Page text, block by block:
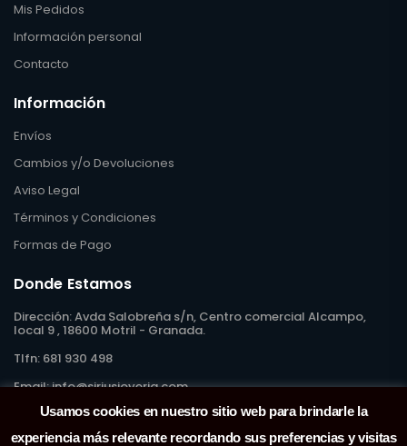
Mis Pedidos
Información personal
Contacto
Información
Envíos
Cambios y/o Devoluciones
Aviso Legal
Términos y Condiciones
Formas de Pago
Donde Estamos
Tlfn: 681 930 498
Email:info@siriusjoyeria.com
Dirección:Avda Salobreña s/n, Centro comercial Alcampo,
local 9 , 18600 Motril - Granada.
Usamos cookies en nuestro sitio web para brindarle la
experiencia más relevante recordando sus preferencias y visitas